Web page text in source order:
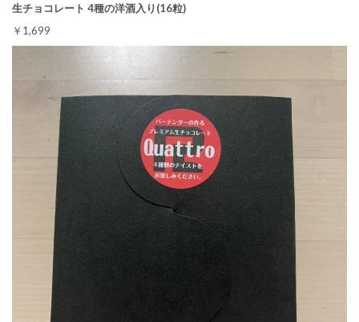
生チョコレート 4種の洋酒入り(16粒)
￥1,699